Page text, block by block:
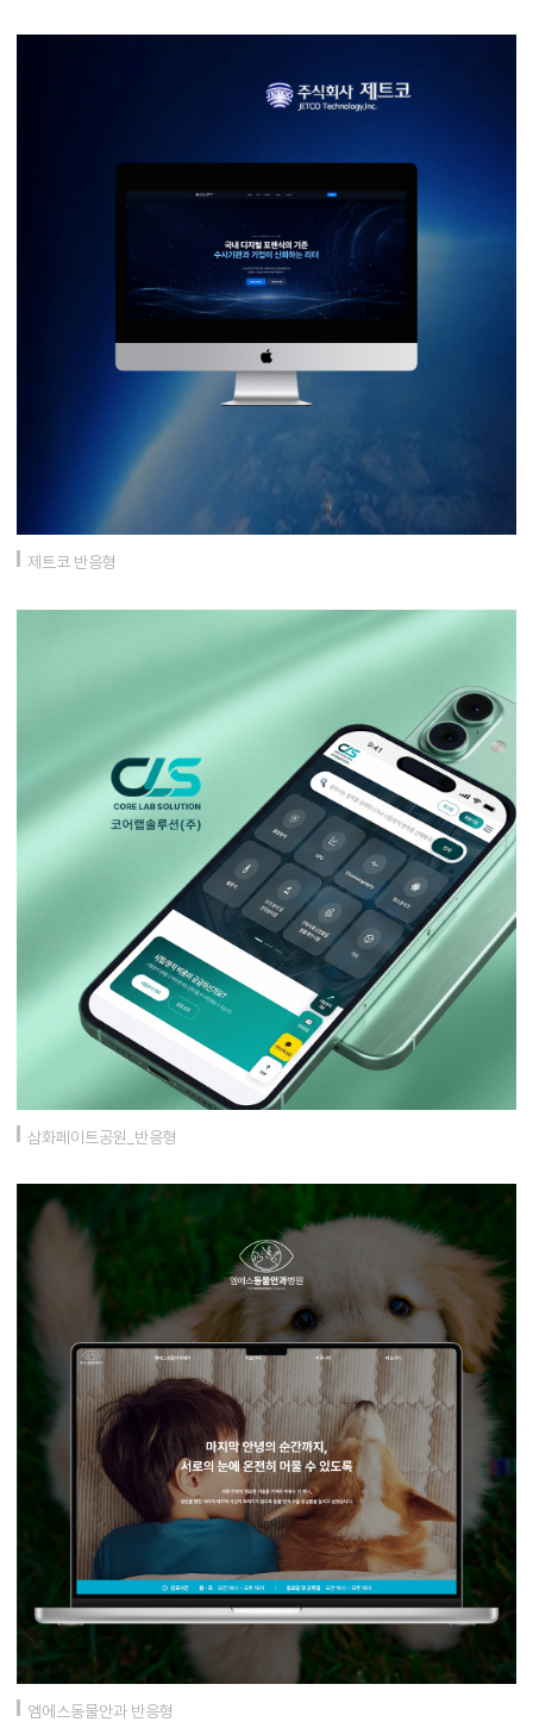
제트코 반응형
삼화페이트공원_반응형
엠에스동물안과 반응형